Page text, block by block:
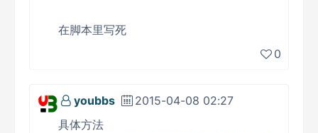
在脚本里写死
0
youbbs
2015-04-08 02:27
具体方法